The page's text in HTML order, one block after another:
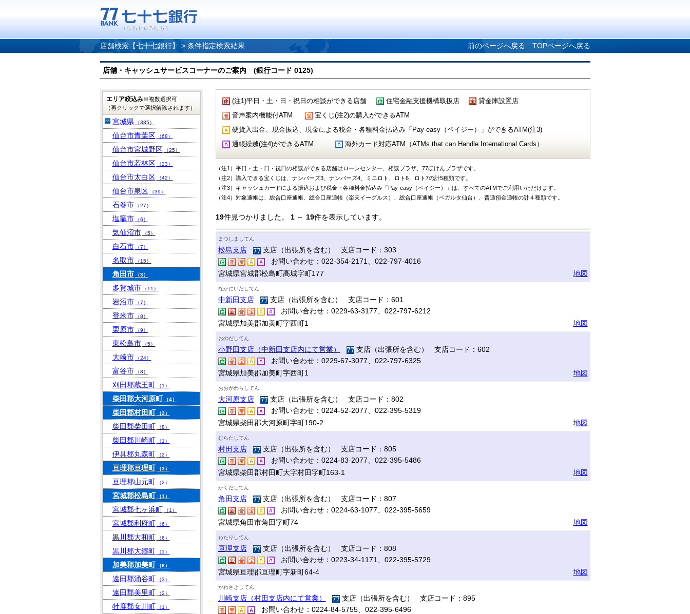
店舗検索【七十七銀行】 > 条件指定検索結果 前のページへ戻る TOPページへ戻る
店舗・キャッシュサービスコーナーのご案内 (銀行コード 0125)
(注1)平日・土・日・祝日の相談ができる店舗 住宅金融支援機構取扱店
貸金庫設置店
音声案内機能付ATM
宝くじ(注2)の購入ができるATM
硬貨入出金、現金振込、現金による税金・各種料金払込み「Pay-easy（ペイジー）」ができるATM(注3)
通帳繰越(注4)ができるATM
海外カード対応ATM（ATMs that can Handle International Cards）
（注1）平日・土・日・祝日の相談ができる店舗はローンセンター、相談プラザ、77ほけんプラザです。
（注2）購入できる宝くじは、ナンバーズ3、ナンバーズ4、ミニロト、ロト6、ロト7の計5種類です。
（注3）キャッシュカードによる振込および税金・各種料金払込み「Pay-easy（ペイジー）」は、すべてのATMでご利用いただけます。
（注4）対象通帳は、総合口座通帳、総合口座通帳（楽天イーグルス）、総合口座通帳（ベガルタ仙台）、普通預金通帳の計４種類です。
19件見つかりました。 1～ 19件を表示しています。
まつしましてん
松島支店
支店（出張所を含む） 支店コード：303
お問い合わせ：022-354-2171、022-797-4016
宮城県宮城郡松島町高城字町177
地図
なかにいだしてん
中新田支店
支店（出張所を含む） 支店コード：601
お問い合わせ：0229-63-3177、022-797-6212
宮城県加美郡加美町字西町1
地図
おのだしてん
小野田支店（中新田支店内にて営業）
支店（出張所を含む） 支店コード：602
お問い合わせ：0229-67-3077、022-797-6325
宮城県加美郡加美町字西町1
地図
おおがわらしてん
大河原支店
支店（出張所を含む） 支店コード：802
お問い合わせ：0224-52-2077、022-395-5319
宮城県柴田郡大河原町字町190-2
地図
むらたしてん
村田支店
支店（出張所を含む） 支店コード：805
お問い合わせ：0224-83-2077、022-395-5486
宮城県柴田郡村田町大字村田字町163-1
地図
かくだしてん
角田支店
支店（出張所を含む） 支店コード：807
お問い合わせ：0224-63-1077、022-395-5659
宮城県角田市角田字町74
地図
わたりしてん
亘理支店
支店（出張所を含む） 支店コード：808
お問い合わせ：0223-34-1171、022-395-5729
宮城県亘理郡亘理町字新町64-4
地図
かわさきしてん
川崎支店（村田支店内にて営業）
支店（出張所を含む） 支店コード：895
お問い合わせ：0224-84-5755、022-395-6496
エリア絞込み※複数選択可
（再クリックで選択解除されます）
宮城県 （385）
仙台市青葉区 （68）
仙台市宮城野区 （25）
仙台市若林区 （23）
仙台市太白区 （42）
仙台市泉区 （39）
石巻市 （27）
塩竈市 （6）
気仙沼市 （5）
白石市 （7）
名取市 （15）
角田市 （3）
多賀城市 （11）
岩沼市 （7）
登米市 （8）
栗原市 （9）
東松島市 （5）
大崎市 （24）
富谷市 （8）
刈田郡蔵王町 （1）
柴田郡大河原町 （4）
柴田郡村田町 （2）
柴田郡柴田町 （8）
柴田郡川崎町 （1）
伊具郡丸森町 （2）
亘理郡亘理町 （3）
亘理郡山元町 （2）
宮城郡松島町 （1）
宮城郡七ヶ浜町 （1）
宮城郡利府町 （6）
黒川郡大和町 （6）
黒川郡大郷町 （1）
加美郡加美町 （6）
遠田郡涌谷町 （3）
遠田郡美里町 （2）
牡鹿郡女川町 （1）